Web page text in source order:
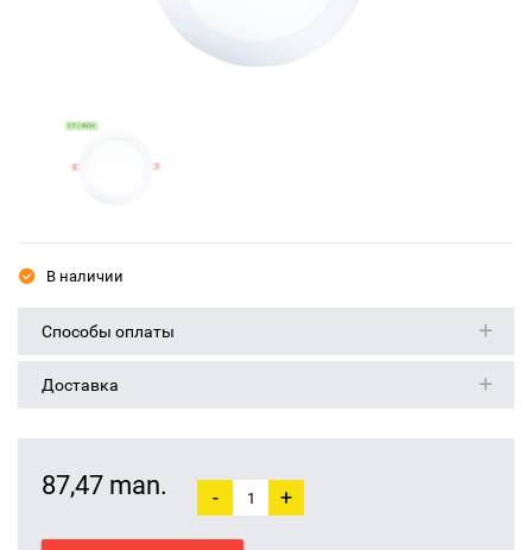
В наличии
Способы оплаты
Доставка
87,47 man. - +